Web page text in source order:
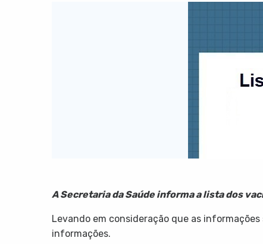
A Secretaria da Saúde informa a lista dos
Levando em consideração que as informações
informações.